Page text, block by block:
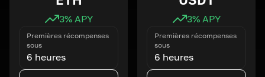
3% APY
Premières récompenses
sous
6 heures
3% APY
Premières récompenses
sous
6 heures